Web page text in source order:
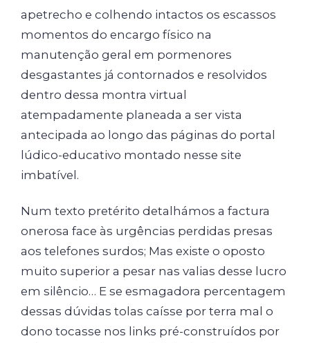
apetrecho e colhendo intactos os escassos
momentos do encargo físico na
manutenção geral em pormenores
desgastantes já contornados e resolvidos
dentro dessa montra virtual
atempadamente planeada a ser vista
antecipada ao longo das páginas do portal
lúdico-educativo montado nesse site
imbatível.
Num texto pretérito detalhámos a factura
onerosa face às urgências perdidas presas
aos telefones surdos; Mas existe o oposto
muito superior a pesar nas valias desse lucro
em silêncio… E se esmagadora percentagem
dessas dúvidas tolas caísse por terra mal o
dono tocasse nos links pré-construídos por